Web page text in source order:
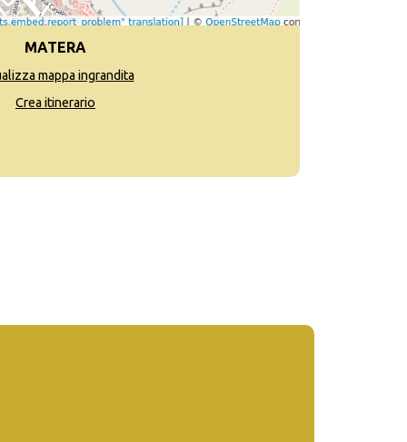
MATERA
mappa ingrandita
Crea itinerario